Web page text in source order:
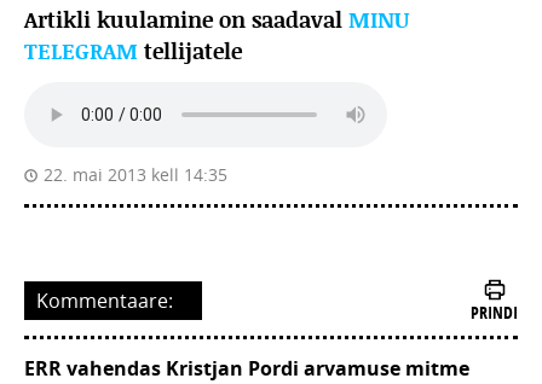
Artikli kuulamine on saadaval MINU
TELEGRAM tellijatele
22. mai 2013 kell 14:35
Kommentaare: PRINDI
ERR vahendas Kristjan Pordi arvamuse mitme